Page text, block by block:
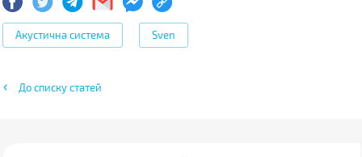
Акустична система Sven
До списку статей